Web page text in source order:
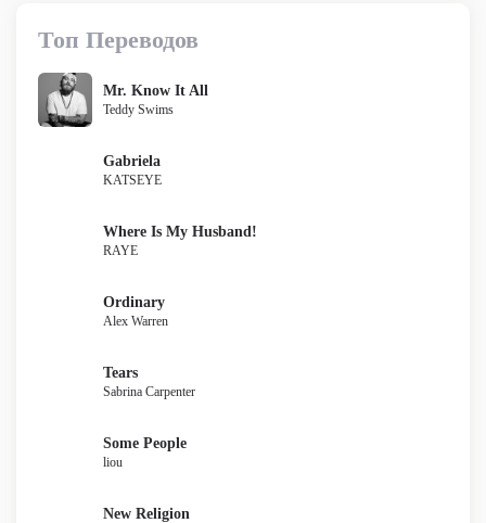
Топ Переводов
Mr. Know It All
Teddy Swims
Gabriela
KATSEYE
Where Is My Husband!
RAYE
Ordinary
Alex Warren
Tears
Sabrina Carpenter
Some People
liou
New Religion